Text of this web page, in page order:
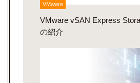
VMware
VMware vSAN Express
の紹介